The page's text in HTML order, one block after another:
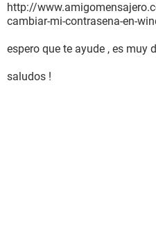
http://
cambiar-mi-contrasena-en-
espero que te ayude , es muy
saludos !